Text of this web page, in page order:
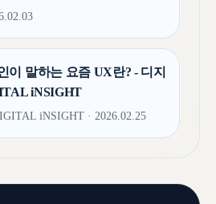
이 말하는 요즘 UX란? - 디지
iNSIGHT
iNSIGHT · 2026.02.25